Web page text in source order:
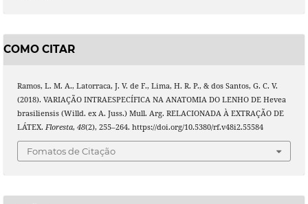
COMO CITAR
Ramos, L. M. A., Latorraca, J. V. de F., Lima, H. R. P., & dos Santos, G. C. V.
(2018). VARIAÇÃO INTRAESPECÍFICA NA ANATOMIA DO LENHO DE Hevea
brasiliensis (Willd. ex A. Juss.) Mull. Arg. RELACIONADA À EXTRAÇÃO DE
LÁTEX. Floresta, 48(2), 255–264. https://doi.org/10.5380/rf.v48i2.55584
Fomatos de Citação